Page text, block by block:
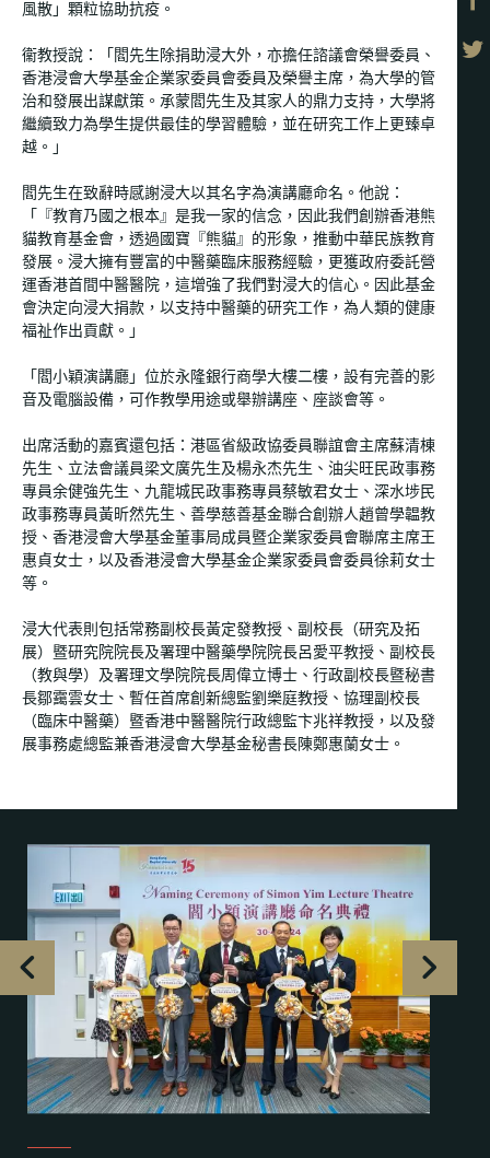
風散」顆粒協助抗疫。
衞教授說：「閻先生除捐助浸大外，亦擔任諮議會榮譽委員、
香港浸會大學基金企業家委員會委員及榮譽主席，為大學的管
治和發展出謀獻策。承蒙閻先生及其家人的鼎力支持，大學將
繼續致力為學生提供最佳的學習體驗，並在研究工作上更臻卓
越。」
閻先生在致辭時感謝浸大以其名字為演講廳命名。他說：
「『教育乃國之根本』是我一家的信念，因此我們創辦香港熊
貓教育基金會，透過國寶『熊貓』的形象，推動中華民族教育
發展。浸大擁有豐富的中醫藥臨床服務經驗，更獲政府委託營
運香港首間中醫醫院，這增強了我們對浸大的信心。因此基金
會決定向浸大捐款，以支持中醫藥的研究工作，為人類的健康
福祉作出貢獻。」
「閻小穎演講廳」位於永隆銀行商學大樓二樓，設有完善的影
音及電腦設備，可作教學用途或舉辦講座、座談會等。
出席活動的嘉賓還包括：港區省級政協委員聯誼會主席蘇清棟
先生、立法會議員梁文廣先生及楊永杰先生、油尖旺民政事務
專員余健強先生、九龍城民政事務專員蔡敏君女士、深水埗民
政事務專員黃昕然先生、善學慈善基金聯合創辦人趙曾學韞教
授、香港浸會大學基金董事局成員暨企業家委員會聯席主席王
惠貞女士，以及香港浸會大學基金企業家委員會委員徐莉女士
等。
浸大代表則包括常務副校長黃定發教授、副校長（研究及拓
展）暨研究院院長及署理中醫藥學院院長呂愛平教授、副校長
（教與學）及署理文學院院長周偉立博士、行政副校長暨秘書
長鄒靄雲女士、暫任首席創新總監劉樂庭教授、協理副校長
（臨床中醫藥）暨香港中醫醫院行政總監卞兆祥教授，以及發
展事務處總監兼香港浸會大學基金秘書長陳鄭惠蘭女士。